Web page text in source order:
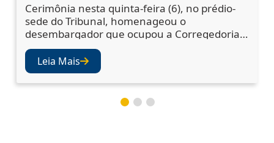
Cerimônia nesta quinta-feira (6), no prédio-
sede do Tribunal, homenageou o
desembargador que ocupou a Corregedoria
Regional no biênio 2023/2025 A cerimônia de
descerramento do retrato do desembargador
Marcelo Augusto Souto de Oliveira,
corregedor regional no biênio 2023/2025,
ocorreu nesta quinta-feira (6), no Salão Nobre
do TRT-1. A solenidade confirmou a inclusão
Leia Mais